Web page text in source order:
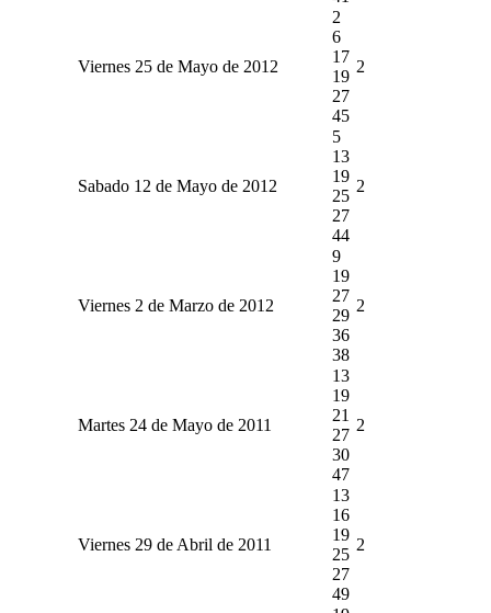
Viernes 25 de Mayo de 2012
2
6
17
19
27
45
2
Sabado 12 de Mayo de 2012
5
13
19
25
27
44
2
Viernes 2 de Marzo de 2012
9
19
27
29
36
38
2
Martes 24 de Mayo de 2011
13
19
21
27
30
47
2
Viernes 29 de Abril de 2011
13
16
19
25
27
49
2